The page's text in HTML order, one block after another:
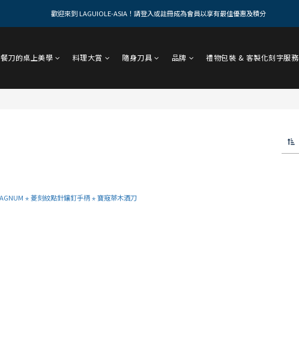
歡迎來到 LAGUIOLE-ASIA！請登入或註冊成為會員以享有最佳優惠及積分
餐刀的桌上美學 料理大賞 隨身刀具 品牌 禮物包裝 & 客製化刻字服務